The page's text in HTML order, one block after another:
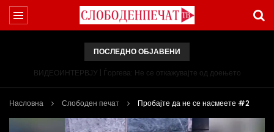
ПОСЛЕДНО ОБЈАВЕНИ
ВИДЕОИНТЕРВЈУ | Ѓоргева: Не се откажувајте од доењето
Насловна Слободен печат Пробајте да не се насмеете #2